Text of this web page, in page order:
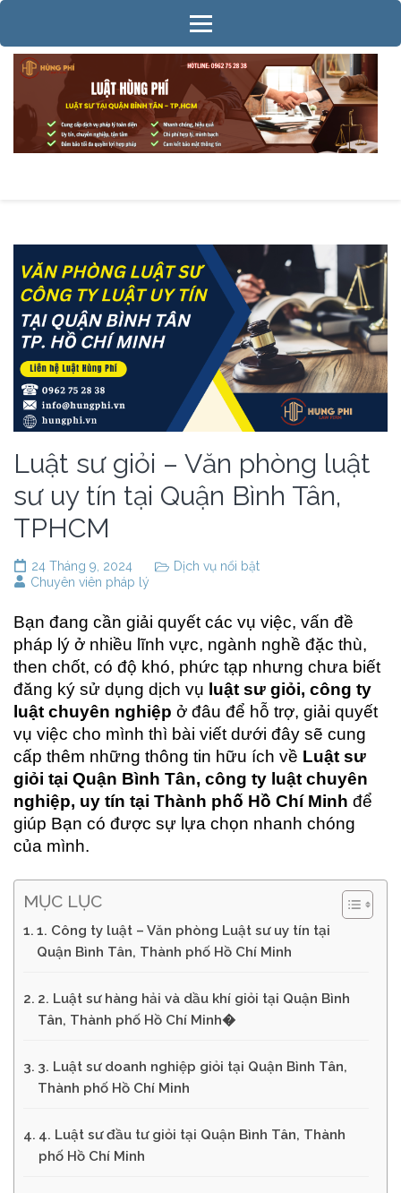
Bỏ
và
dung
Luật sư giỏi – Văn phòng luật
sư uy tín tại Quận Bình Tân,
TPHCM
24 Tháng 9, 2024
Dịch vụ nổi bật
Chuyên viên pháp lý
Bạn đang cần giải quyết các vụ việc, vấn đề
pháp lý ở nhiều lĩnh vực, ngành nghề đặc thù,
then chốt, có độ khó, phức tạp nhưng chưa biết
đăng ký sử dụng dịch vụ luật sư giỏi, công ty
luật chuyên nghiệp ở đâu để hỗ trợ, giải quyết
vụ việc cho mình thì bài viết dưới đây sẽ cung
cấp thêm những thông tin hữu ích về Luật sư
giỏi tại Quận Bình Tân, công ty luật chuyên
nghiệp, uy tín tại Thành phố Hồ Chí Minh để
giúp Bạn có được sự lựa chọn nhanh chóng
của mình.
MỤC LỤC
1. Công ty luật – Văn phòng Luật sư uy tín tại
Quận Bình Tân, Thành phố Hồ Chí Minh
2. Luật sư hàng hải và dầu khí giỏi tại Quận Bình
Tân, Thành phố Hồ Chí Minh�
3. Luật sư doanh nghiệp giỏi tại Quận Bình Tân,
Thành phố Hồ Chí Minh
4. Luật sư đầu tư giỏi tại Quận Bình Tân, Thành
phố Hồ Chí Minh